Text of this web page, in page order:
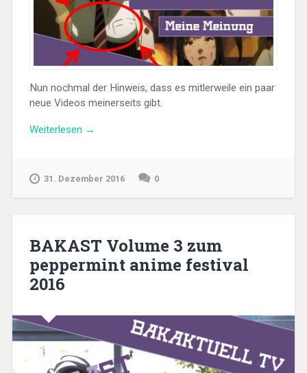
Nun nochmal der Hinweis, dass es mitlerweile ein paar
neue Videos meinerseits gibt.
Weiterlesen „Anime
5
→
31. Dezember 2016 0
BAKAST Volume 3 zum
peppermint anime festival
2016